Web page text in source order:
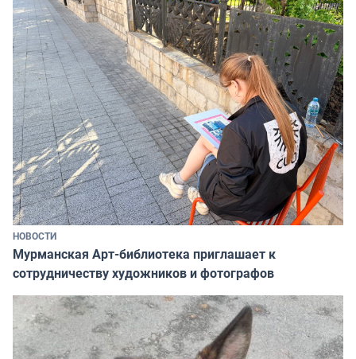
НОВОСТИ
Мурманская Арт-библиотека приглашает к
сотрудничеству художников и фотографов